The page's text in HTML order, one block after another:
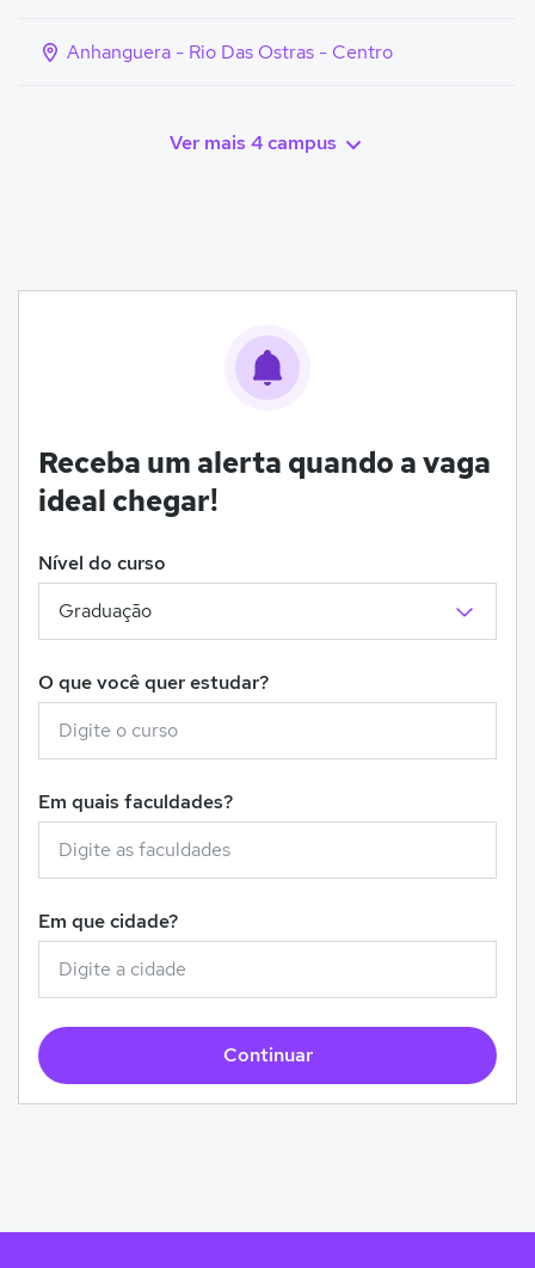
Anhanguera - Rio Das Ostras - Centro
Ver mais 4 campus
Receba um alerta quando a vaga
ideal chegar!
Nível do curso
O que você quer estudar?
Em quais faculdades?
Em que cidade?
Continuar